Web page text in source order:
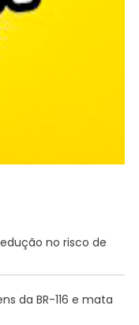
no risco de
da BR-116 e mata